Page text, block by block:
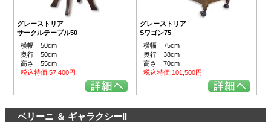
グレーストリア
サークルテーブル50
横幅 50cm
奥行 50cm
高さ 55cm
税込特価 57,400円
グレーストリア
Sワゴン75
横幅 75cm
奥行 38cm
高さ 70cm
税込特価 101,500円
ベリーニ ＆ ギャラクシーII